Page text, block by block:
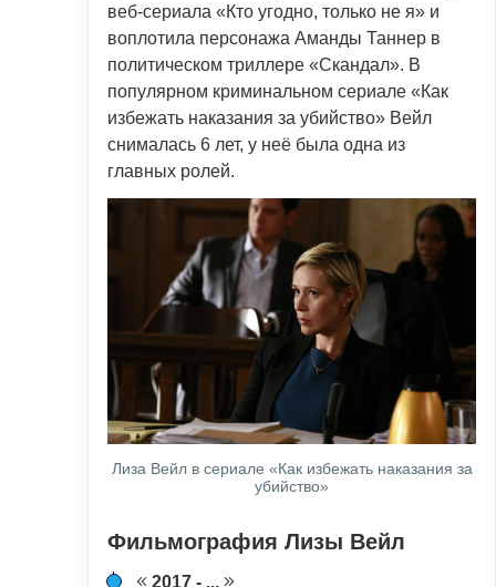
веб-сериала «Кто угодно, только не я» и
воплотила персонажа Аманды Таннер в
политическом триллере «Скандал». В
популярном криминальном сериале «Как
избежать наказания за убийство» Вейл
снималась 6 лет, у неё была одна из
главных ролей.
Лиза Вейл в сериале «Как избежать наказания за
убийство»
Фильмография Лизы Вейл
2017 - ...